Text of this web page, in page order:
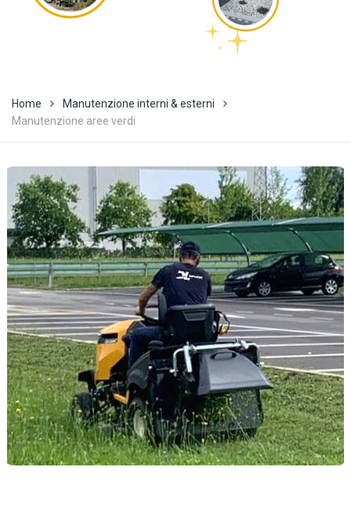
Home
Manutenzione interni & esterni
Manutenzione aree verdi